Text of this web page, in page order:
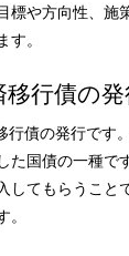
標や方向性、施
。
行債の発
行債の発行です
た国債の一種で
してもらうこと